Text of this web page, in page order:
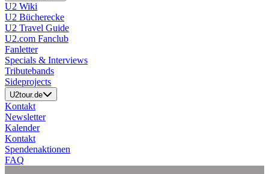
U2 Wiki
U2 Bücherecke
U2 Travel Guide
U2.com Fanclub
Fanletter
Specials & Interviews
Tributebands
Sideprojects
U2tour.de
Kontakt
Newsletter
Kalender
Kontakt
Spendenaktionen
FAQ